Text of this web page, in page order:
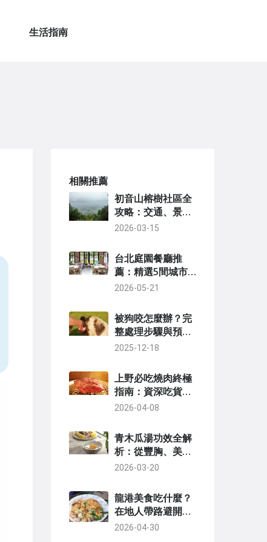
生活指南
相關推薦
初音山榕樹社區全
攻略：交通、景
點、住宿一次看
2026-03-15
台北庭園餐廳推
薦：精選5間城市
綠洲，聚餐約會首
2026-05-21
被狗咬怎麼辦？完
整處理步驟與預防
指南
2025-12-18
上野必吃燒肉終極
指南：資深吃貨的
精選名店與點餐秘
2026-04-08
青木瓜湯功效全解
析：從豐胸、美顏
到消化，一次搞懂
2026-03-20
龍港美食吃什麼？
在地人帶路避開觀
光客陷阱
2026-04-30